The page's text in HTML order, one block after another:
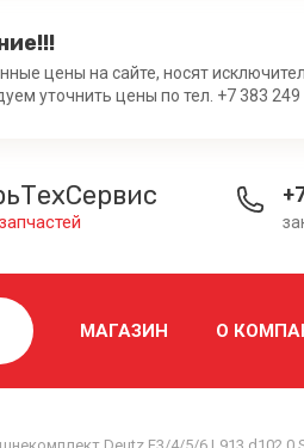
цены на сайте, носят
уточнить цены по тел. +7 383 249
МАГАЗИН О